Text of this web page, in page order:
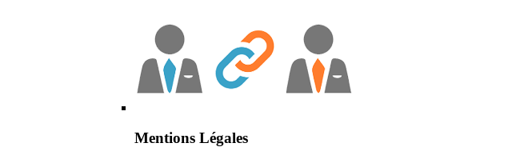
Mentions Légales